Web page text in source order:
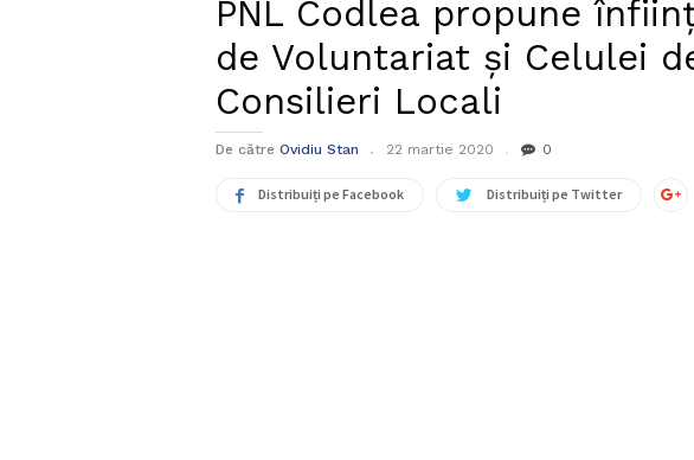
PNL Codlea propune
de Voluntariat și Celulei
Consilieri Locali
De către Ovidiu Stan 22 martie 2020 0
Distribuiți pe Facebook Distribuiți pe Twitter